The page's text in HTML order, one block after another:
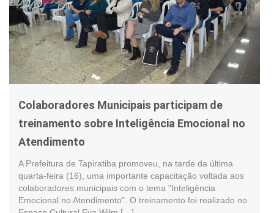
Colaboradores Municipais participam de
treinamento sobre Inteligência Emocional no
Atendimento
A Prefeitura de Tapiratiba promoveu, na tarde da última
quarta-feira (16), uma importante capacitação voltada aos
colaboradores municipais com o tema "Inteligência
Emocional no Atendimento". O treinamento foi realizado no